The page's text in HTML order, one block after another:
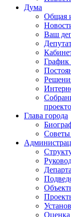
Дума
Общая
Ваш
График
Глава города
Советы
Оценка